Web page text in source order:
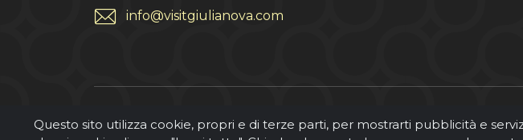
info@visitgiulianova.com
Questo sito utilizza cookie, propri e di terze parti, per mostrarti pubblicità e